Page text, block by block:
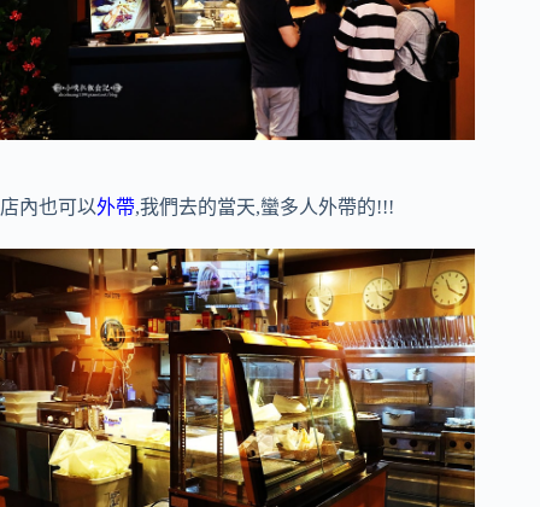
店內也可以外帶,我們去的當天,蠻多人外帶的!!!